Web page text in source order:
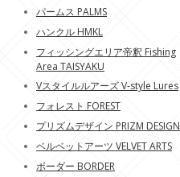
パームス PALMS
ハンクル HMKL
フィッシングエリア帝釈 Fishing
Area TAISYAKU
Vスタイルルアーズ V-style Lures
フォレスト FOREST
プリズムデザイン PRIZM DESIGN
ベルベットアーツ VELVET ARTS
ボーダー BORDER